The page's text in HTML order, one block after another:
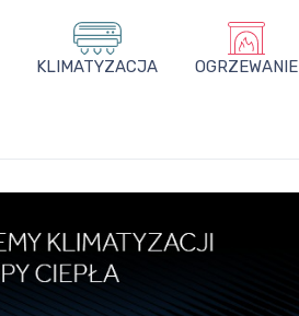
KLIMATYZACJA OGRZEWANIE